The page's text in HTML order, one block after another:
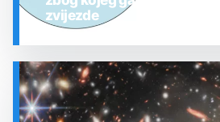
SVEMIR
zvijezde